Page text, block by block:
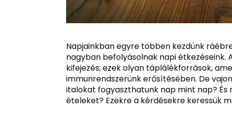
Napjainkban egyre többen kezdünk
nagyban befolyásolnak napi étkezéseink.
kifejezés; ezek olyan táplálékforrások,
immunrendszerünk erősítésében. De
italokat fogyaszthatunk nap mint nap?
ételeket? Ezekre a kérdésekre keressük